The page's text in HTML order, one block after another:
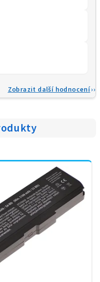
Zobrazit další hodnocení